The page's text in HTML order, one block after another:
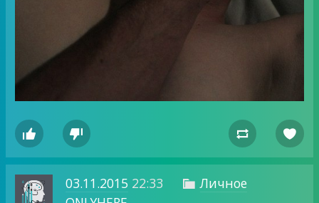
   
03.11.2015 22:33  Личное